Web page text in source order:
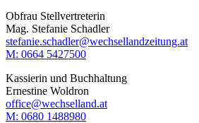
Obfrau Stellvertreterin
Mag. Stefanie Schadler
stefanie.schadler@wechsellandzeitung.at
M: ‭0664 5427500‬
Kassierin und Buchhaltung
Ernestine Woldron
office@wechselland.at
M: ‭0680 1488980‬